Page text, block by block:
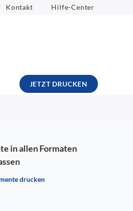
Kontakt Hilfe-Center
JETZT DRUCKEN
in allen Formaten
drucken